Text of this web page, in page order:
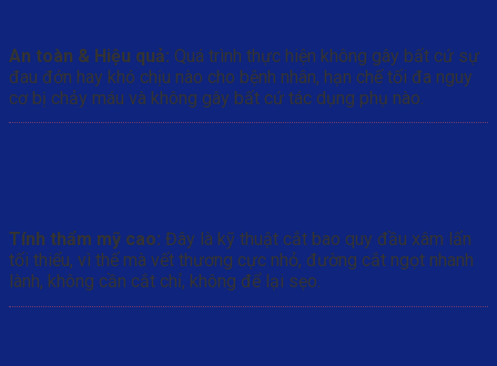
An toàn & Hiệu quả: Quá trình thực hiện không gây bất cứ sự
đau đớn hay khó chịu nào cho bệnh nhân, hạn chế tối đa nguy
cơ bị chảy máu và không gây bất cứ tác dụng phụ nào.
Tính thẩm mỹ cao: Đây là kỹ thuật cắt bao quy đầu xâm lấn
tối thiểu, vì thế mà vết thương cực nhỏ, đường cắt ngọt nhanh
lành, không cần cắt chỉ, không để lại sẹo.